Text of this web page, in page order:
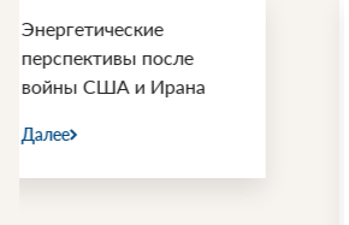
Геополитический
«цугцванг»: зачем
Еревану опасная игра с